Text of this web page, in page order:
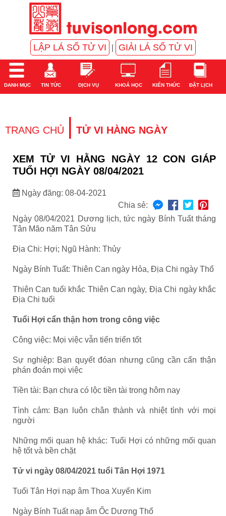
LẬP LÁ SỐ TỬ VI GIẢI LÁ SỐ TỬ VI
DANH MỤC TIN TỨC DỊCH VỤ KHOÁ HỌC KIẾN THỨC ĐẶT LỊCH
TRANG CHỦ | TỬ VI HÀNG NGÀY
XEM TỬ VI HẰNG NGÀY 12 CON GIÁP
TUỔI HỢI NGÀY 08/04/2021
Ngày đăng: 08-04-2021
Chia sẻ:
Ngày 08/04/2021 Dương lịch, tức ngày Bính Tuất tháng
Tân Mão năm Tân Sửu
Địa Chi: Hợi; Ngũ Hành: Thủy
Ngày Bính Tuất: Thiên Can ngày Hỏa, Địa Chi ngày Thổ
Thiên Can tuổi khắc Thiên Can ngày, Địa Chi ngày khắc
Địa Chi tuổi
Tuổi Hợi cẩn thận hơn trong công việc
Công việc: Mọi việc vẫn tiến triển tốt
Sự nghiệp: Bạn quyết đóan nhưng cũng cần cẩn thận
phán đoán mọi việc
Tiền tài: Bạn chưa có lộc tiền tài trong hôm nay
Tình cảm: Bạn luôn chân thành và nhiệt tình với mọi
người
Những mối quan hệ khác: Tuổi Hợi có những mối quan
hệ tốt và bền chặt
Tử vi ngày 08/04/2021 tuổi Tân Hợi 1971
Tuổi Tân Hợi nạp âm Thoa Xuyến Kim
Ngày Bính Tuất nạp âm Ốc Dương Thổ